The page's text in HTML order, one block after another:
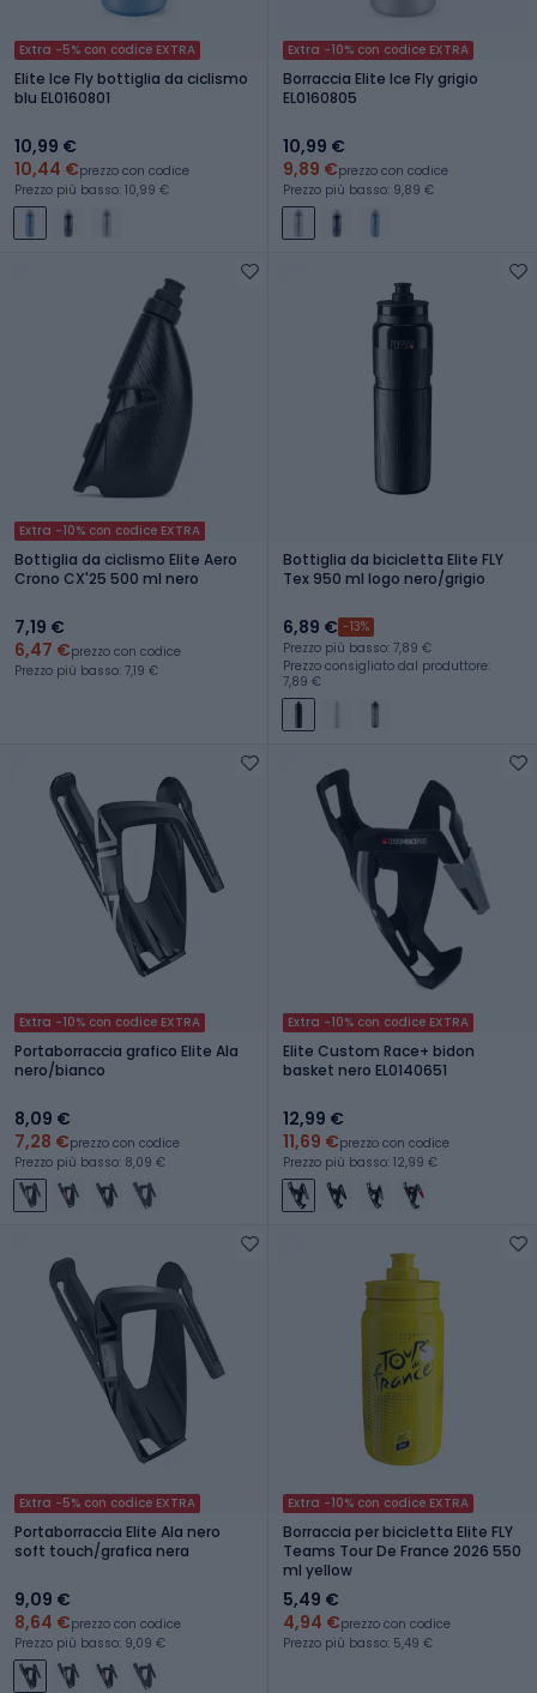
Extra -5% con codice EXTRA
Elite Ice Fly bottiglia da ciclismo
blu EL0160801
10,99 €
10,44 €prezzo con codice
Prezzo più basso: 10,99 €
Extra -10% con codice EXTRA
Borraccia Elite Ice Fly grigio
EL0160805
10,99 €
9,89 €prezzo con codice
Prezzo più basso: 9,89 €
Extra -10% con codice EXTRA
Bottiglia da ciclismo Elite Aero
Crono CX'25 500 ml nero
7,19 €
6,47 €prezzo con codice
Prezzo più basso: 7,19 €
Bottiglia da bicicletta Elite FLY
Tex 950 ml logo nero/grigio
6,89 € -13%
Prezzo più basso: 7,89 €
Prezzo consigliato dal produttore:
7,89 €
Extra -10% con codice EXTRA
Portaborraccia grafico Elite Ala
nero/bianco
8,09 €
7,28 €prezzo con codice
Prezzo più basso: 8,09 €
Extra -10% con codice EXTRA
Elite Custom Race+ bidon
basket nero EL0140651
12,99 €
11,69 €prezzo con codice
Prezzo più basso: 12,99 €
Extra -5% con codice EXTRA
Portaborraccia Elite Ala nero
soft touch/grafica nera
9,09 €
8,64 €prezzo con codice
Prezzo più basso: 9,09 €
Extra -10% con codice EXTRA
Borraccia per bicicletta Elite FLY
Teams Tour De France 2026 550
ml yellow
5,49 €
4,94 €prezzo con codice
Prezzo più basso: 5,49 €